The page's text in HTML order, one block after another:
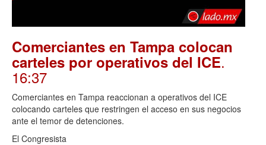
Comerciantes en Tampa colocan
carteles por operativos del ICE.
16:37
Comerciantes en Tampa reaccionan a operativos del ICE
colocando carteles que restringen el acceso en sus negocios
ante el temor de detenciones.
El Congresista